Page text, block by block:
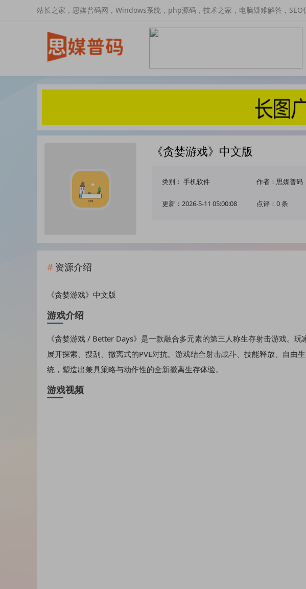
站长之家，思媒普码网，Windows系统，php源码，技术之家，电脑疑难解答，SEO
《贪婪游戏》中文版
类别： 手机软件 作者：思媒普码
更新：2026-5-11 05:00:08 点评：0 条
资源介绍
《贪婪游戏》中文版
游戏介绍
《贪婪游戏 / Better Days》是一款融合多元素的第三人称生存射击游戏。
展开探索、搜刮、撤离式的PVE对抗。游戏结合射击战斗、技能释放、自由
统，塑造出兼具策略与动作性的全新撤离生存体验。
游戏视频